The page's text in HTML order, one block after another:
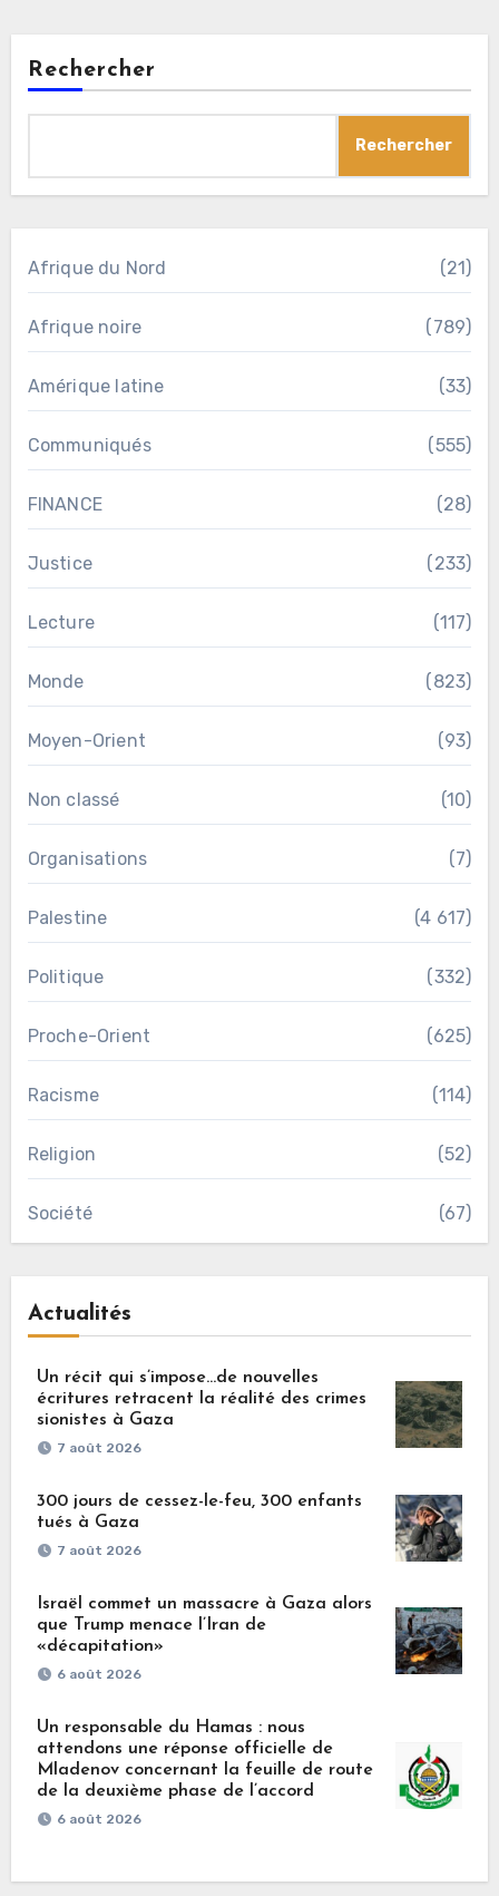
Rechercher
Rechercher
Afrique du Nord (21)
Afrique noire (789)
Amérique latine (33)
Communiqués (555)
FINANCE (28)
Justice (233)
Lecture (117)
Monde (823)
Moyen-Orient (93)
Non classé (10)
Organisations (7)
Palestine (4 617)
Politique (332)
Proche-Orient (625)
Racisme (114)
Religion (52)
Société (67)
Actualités
Un récit qui s’impose…de nouvelles
écritures retracent la réalité des crimes
sionistes à Gaza
7 août 2026
300 jours de cessez-le-feu, 300 enfants
tués à Gaza
7 août 2026
Israël commet un massacre à Gaza alors
que Trump menace l’Iran de
«décapitation»
6 août 2026
Un responsable du Hamas : nous
attendons une réponse officielle de
Mladenov concernant la feuille de route
de la deuxième phase de l’accord
6 août 2026